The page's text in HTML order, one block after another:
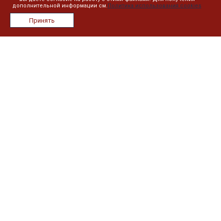
дополнительной информации см.Политика использования cookies
Принять
О компании
Сотрудники